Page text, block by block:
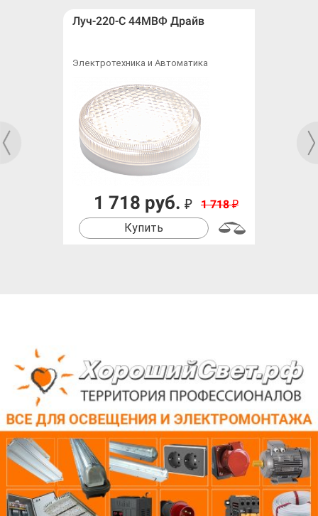
Луч-220-С 44МВФ Драйв
Электротехника и Автоматика
1 718 руб. ₽ 1 718₽
Купить